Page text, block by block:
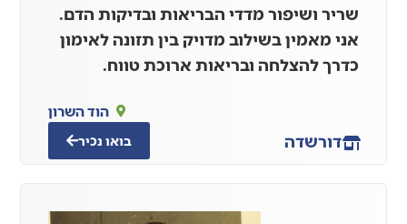
שריר ושיפור מדדי הבריאות ובדיקות הדם.
אני מאמין בשילוב מדויק בין תזונה לאימון
כדרך להצלחה ובריאות ארוכת טווח.
דורשדה
הוד השרון
בואו נכיר